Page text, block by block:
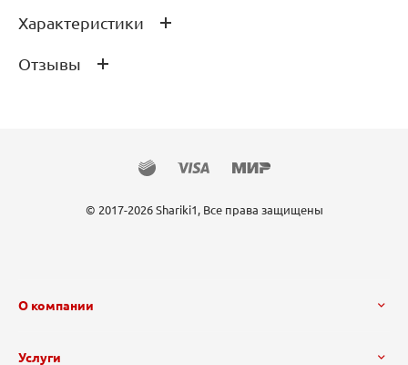
Характеристики
Производитель
Отзывы
первым
© 2017-2026 Shariki1, Все права защищены
О компании
Услуги